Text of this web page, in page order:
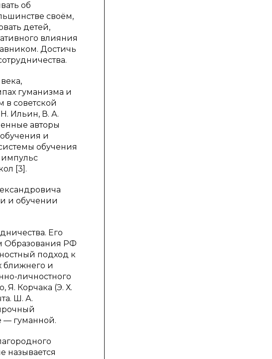
об
своём,
детей,
влияния
Достичь
гуманизма и
в советской
Ильин, В. А.
авторы
и
обучения
импульс
[3].
и обучении
Его
Образования РФ
подход к
ближнего и
личностного
Я. Корчака (Э. Х.
Ш. А.
— гуманной.
называется